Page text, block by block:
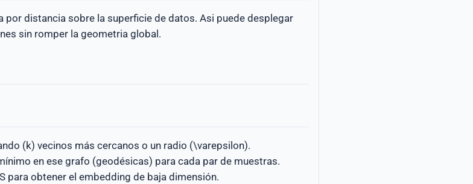
por distancia sobre la superficie de datos. Asi puede desplegar
sin romper la geometria global.
(k) vecinos más cercanos o un radio (\varepsilon).
en ese grafo (geodésicas) para cada par de muestras.
para obtener el embedding de baja dimensión.